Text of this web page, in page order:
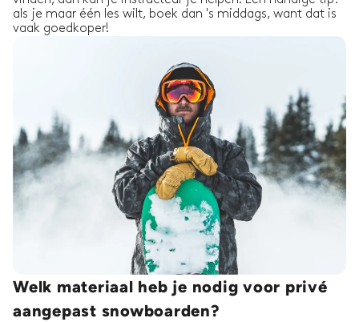
als je maar één les wilt, boek dan 's middags, want dat is
vaak goedkoper!
Welk materiaal heb je nodig voor privé
aangepast snowboarden?